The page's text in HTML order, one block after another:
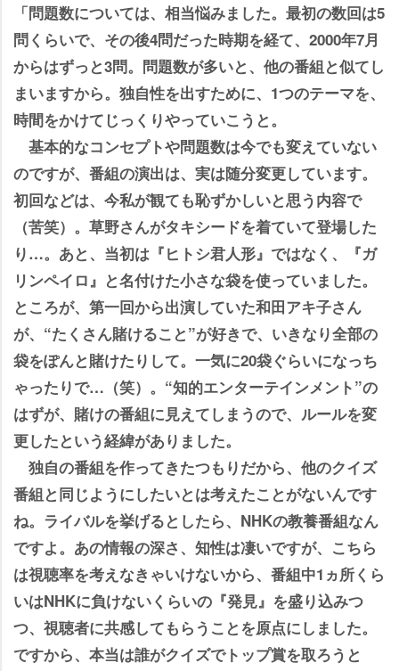
「問題数については、相当悩みました。最初の数回は5
問くらいで、その後4問だった時期を経て、2000年7月
からはずっと3問。問題数が多いと、他の番組と似てし
まいますから。独自性を出すために、1つのテーマを、
時間をかけてじっくりやっていこうと。
基本的なコンセプトや問題数は今でも変えていない
のですが、番組の演出は、実は随分変更しています。
初回などは、今私が観ても恥ずかしいと思う内容で
（苦笑）。草野さんがタキシードを着ていて登場した
り…。あと、当初は『ヒトシ君人形』ではなく、『ガ
リンペイロ』と名付けた小さな袋を使っていました。
ところが、第一回から出演していた和田アキ子さん
が、“たくさん賭けること”が好きで、いきなり全部の
袋をぽんと賭けたりして。一気に20袋ぐらいになっち
ゃったりで…（笑）。“知的エンターテインメント”の
はずが、賭けの番組に見えてしまうので、ルールを変
更したという経緯がありました。
独自の番組を作ってきたつもりだから、他のクイズ
番組と同じようにしたいとは考えたことがないんです
ね。ライバルを挙げるとしたら、NHKの教養番組なん
ですよ。あの情報の深さ、知性は凄いですが、こちら
は視聴率を考えなきゃいけないから、番組中1ヵ所くら
いはNHKに負けないくらいの『発見』を盛り込みつ
つ、視聴者に共感してもらうことを原点にしました。
ですから、本当は誰がクイズでトップ賞を取ろうと